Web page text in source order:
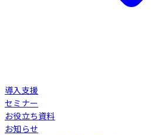
導入支援
セミナー
お役立ち資料
お知らせ